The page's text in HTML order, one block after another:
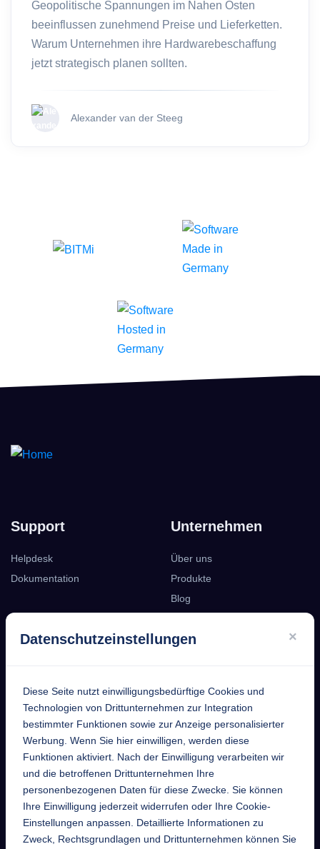
Datenschutzeinstellungen ×
Diese Seite nutzt einwilligungsbedürftige Cookies und
Technologien von Drittunternehmen zur Integration
bestimmter Funktionen sowie zur Anzeige personalisierter
Werbung. Wenn Sie hier einwilligen, werden diese
Funktionen aktiviert. Nach der Einwilligung verarbeiten wir
und die betroffenen Drittunternehmen Ihre
personenbezogenen Daten für diese Zwecke. Sie können
Ihre Einwilligung jederzeit widerrufen oder Ihre Cookie-
Einstellungen anpassen. Detaillierte Informationen zu
Zweck, Rechtsgrundlagen und Drittunternehmen können Sie
Geopolitische Spannungen im Nahen Osten
beeinflussen zunehmend Preise und Lieferketten.
Warum Unternehmen ihre Hardwarebeschaffung
jetzt strategisch planen sollten.
Alexander van der Steeg
Support
Helpdesk
Dokumentation
Unternehmen
Über uns
Produkte
Blog
Kontakt
EntekSystems
GmbH
Großmannstraße 17
63808 Haibach
Telefon
+49 6021 632352